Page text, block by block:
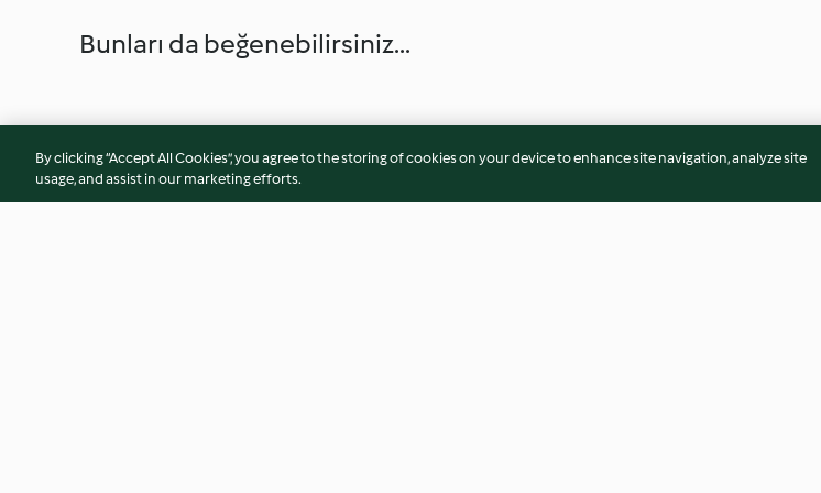
Bunları da beğenebilirsiniz...
By clicking “Accept All Cookies”, you agree to the storing of cookies on your device to enhance site navigation, analyze site
usage, and assist in our marketing efforts.